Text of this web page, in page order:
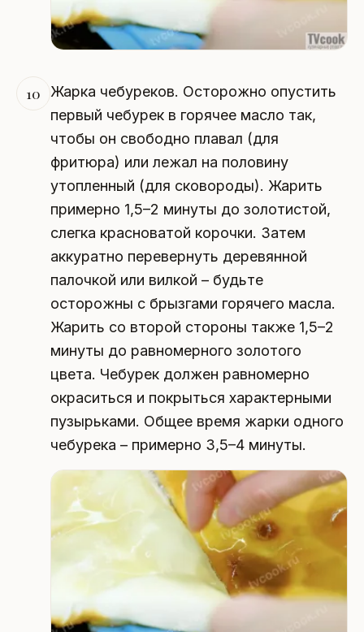
10 Жарка чебуреков. Осторожно опустить
первый чебурек в горячее масло так,
чтобы он свободно плавал (для
фритюра) или лежал на половину
утопленный (для сковороды). Жарить
примерно 1,5–2 минуты до золотистой,
слегка красноватой корочки. Затем
аккуратно перевернуть деревянной
палочкой или вилкой – будьте
осторожны с брызгами горячего масла.
Жарить со второй стороны также 1,5–2
минуты до равномерного золотого
цвета. Чебурек должен равномерно
окраситься и покрыться характерными
пузырьками. Общее время жарки одного
чебурека – примерно 3,5–4 минуты.